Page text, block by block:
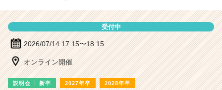
会
社
の
説
細
受付中
2026/07/14 17:15〜18:15
オンライン開催
説明会 新卒 2027年卒 2028年卒